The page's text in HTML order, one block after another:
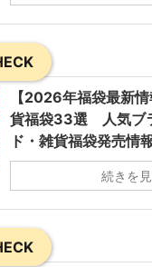
【2026年福袋最新
貨福袋33選 人気ブ
ド・雑貨福袋発売情
続きを